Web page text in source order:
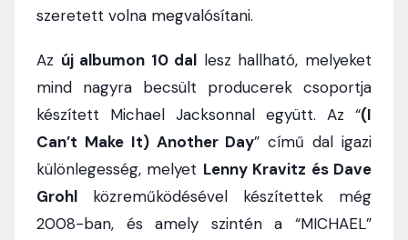
szeretett volna megvalósítani.
Az új albumon 10 dal lesz hallható, melyeket
mind nagyra becsült producerek csoportja
készített Michael Jacksonnal együtt. Az “(I
Can’t Make It) Another Day” című dal igazi
különlegesség, melyet Lenny Kravitz és Dave
Grohl közreműködésével készítettek még
2008-ban, és amely szintén a “MICHAEL”